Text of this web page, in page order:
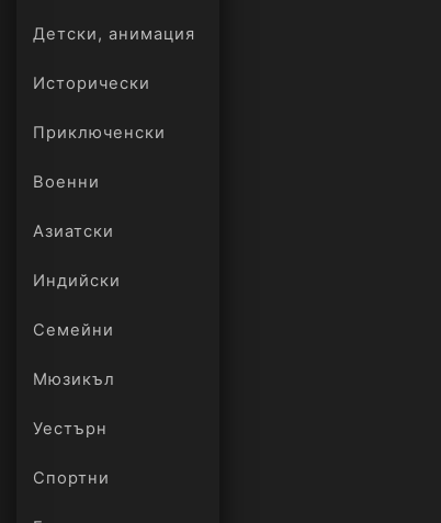
Детски, анимация
Исторически
Приключенски
Военни
Азиатски
Индийски
Семейни
Мюзикъл
Уестърн
Спортни